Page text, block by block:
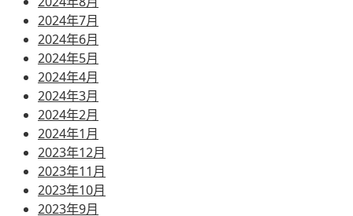
2024年7月
2024年6月
2024年5月
2024年4月
2024年3月
2024年2月
2024年1月
2023年12月
2023年11月
2023年10月
2023年9月